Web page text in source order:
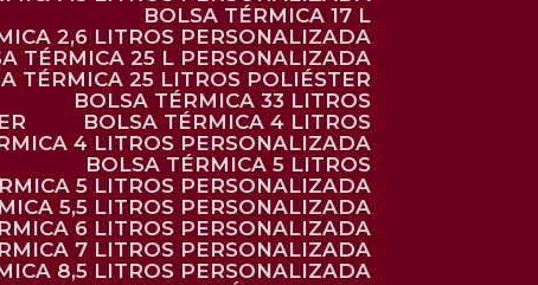
BOLSA TÉRMICA 17 L
2,6 LITROS PERSONALIZADA
TÉRMICA 25 L PERSONALIZADA
TÉRMICA 25 LITROS POLIÉSTER
BOLSA TÉRMICA 33 LITROS
BOLSA TÉRMICA 4 LITROS
4 LITROS PERSONALIZADA
BOLSA TÉRMICA 5 LITROS
5 LITROS PERSONALIZADA
5,5 LITROS PERSONALIZADA
6 LITROS PERSONALIZADA
7 LITROS PERSONALIZADA
8,5 LITROS PERSONALIZADA